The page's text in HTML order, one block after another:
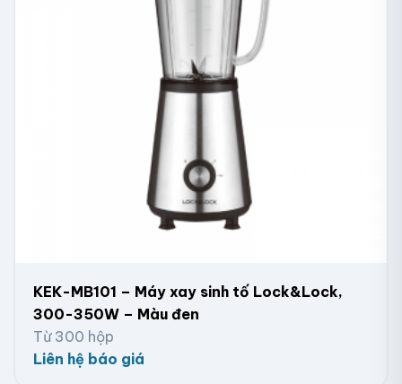
KEK-MB101 – Máy xay sinh tố Lock&Lock,
300-350W – Màu đen
Từ 300 hộp
Liên hệ báo giá